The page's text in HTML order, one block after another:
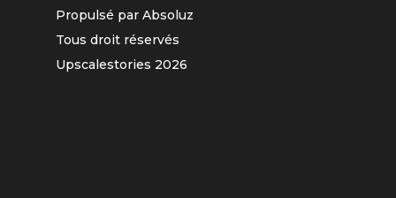
Propulsé par Absoluz
Tous droit réservés
Upscalestories 2026